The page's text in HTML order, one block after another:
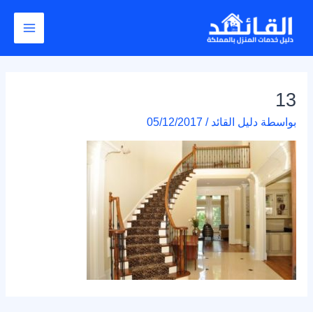
المحتوى
Main
13
بواسطة دليل القائد/
05/12/2017
navigation